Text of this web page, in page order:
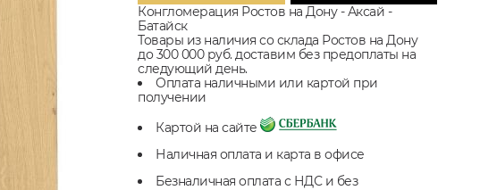
Конгломерация Ростов на Дону - Аксай -
Батайск
Товары из наличия со склада Ростов на Дону
до 300 000 руб. доставим без предоплаты на
следующий день.
Оплата наличными или картой при
получении
Картой на сайте
Наличная оплата и карта в офисе
Безналичная оплата с НДС и без